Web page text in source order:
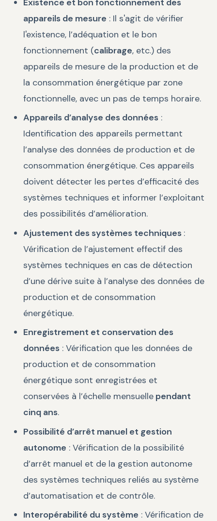
Existence et bon fonctionnement des
appareils de mesure : Il s'agit de vérifier
l'existence, l’adéquation et le bon
fonctionnement (calibrage, etc.) des
appareils de mesure de la production et de
la consommation énergétique par zone
fonctionnelle, avec un pas de temps horaire.
Appareils d’analyse des données :
Identification des appareils permettant
l’analyse des données de production et de
consommation énergétique. Ces appareils
doivent détecter les pertes d’efficacité des
systèmes techniques et informer l’exploitant
des possibilités d’amélioration.
Ajustement des systèmes techniques :
Vérification de l’ajustement effectif des
systèmes techniques en cas de détection
d’une dérive suite à l’analyse des données de
production et de consommation
énergétique.
Enregistrement et conservation des
données : Vérification que les données de
production et de consommation
énergétique sont enregistrées et
conservées à l’échelle mensuelle pendant
cinq ans.
Possibilité d’arrêt manuel et gestion
autonome : Vérification de la possibilité
d’arrêt manuel et de la gestion autonome
des systèmes techniques reliés au système
d’automatisation et de contrôle.
Interopérabilité du système : Vérification de